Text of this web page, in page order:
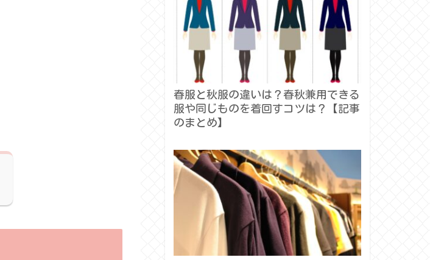
春服と秋服の違いは？春秋兼用できる
服や同じものを着回すコツは？【記事
のまとめ】